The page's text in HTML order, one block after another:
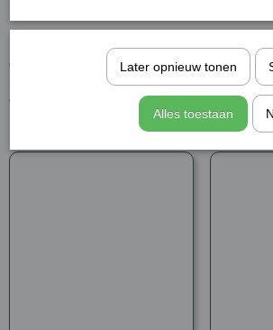
Bu kitapta ise Hoca’nın otuz üç latifesinden
okuyucu ile buluşuyor. Sadece fıkra
hikâyeleştirilerek anlatılan bu latifeler
olarak oluşturuldu.
Şunları da beğenebilirsiniz
Later opnieuw tonen
Alles toestaan